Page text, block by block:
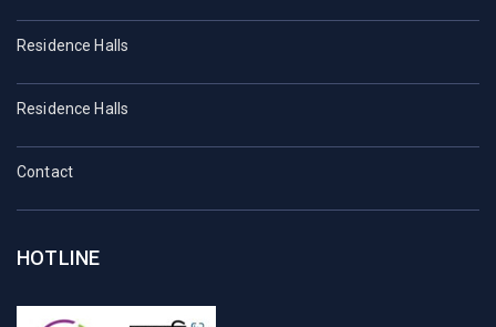
Residence Halls
Residence Halls
Contact
HOTLINE